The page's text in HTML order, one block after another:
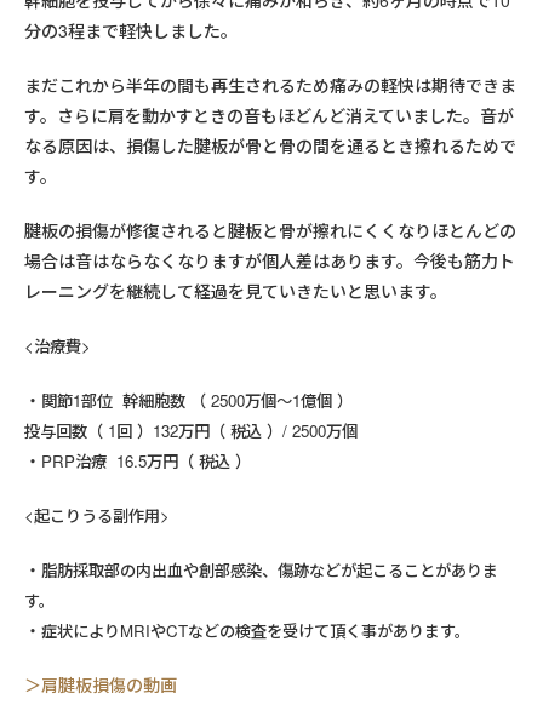
分の3程まで軽快しました。
まだこれから半年の間も再生されるため痛みの軽快は期待できま
す。さらに肩を動かすときの音もほどんど消えていました。音が
なる原因は、損傷した腱板が骨と骨の間を通るとき擦れるためで
す。
腱板の損傷が修復されると腱板と骨が擦れにくくなりほとんどの
場合は音はならなくなりますが個人差はあります。今後も筋力ト
レーニングを継続して経過を見ていきたいと思います。
<治療費>
関節1部位 幹細胞数 （ 2500万個～1億個 ）
投与回数（ 1回 ）132万円（ 税込 ）/ 2500万個
PRP治療 16.5万円（ 税込 ）
<起こりうる副作用>
脂肪採取部の内出血や創部感染、傷跡などが起こることがありま
す。
症状によりMRIやCTなどの検査を受けて頂く事があります。
＞肩腱板損傷の動画